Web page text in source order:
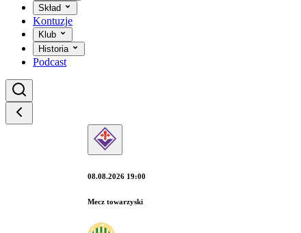
Skład
Kontuzje
Klub
Historia
Podcast
08.08.2026 19:00
Mecz towarzyski